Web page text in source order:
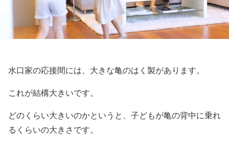
水口家の応接間には、大きな亀のはく製があります。
これが結構大きいです。
どのくらい大きいのかというと、子どもが亀の背中に乗れ
るくらいの大きさです。